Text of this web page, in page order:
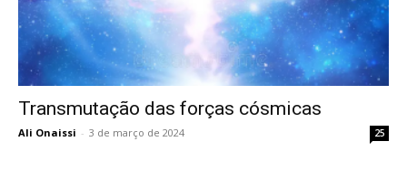
Transmutação das forças cósmicas
Ali Onaissi - 3 de março de 2024 25